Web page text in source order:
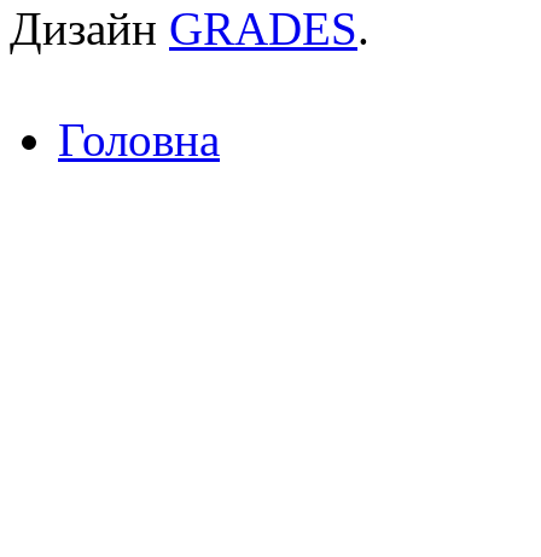
Дизайн GRADES.
Головна